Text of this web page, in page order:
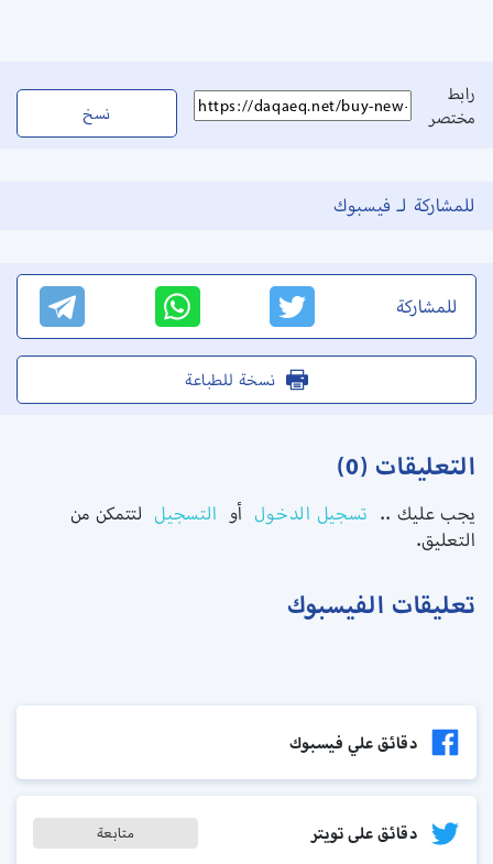
رابط
مختصر
نسخ
للمشاركة لـ فيسبوك
للمشاركة
نسخة للطباعة
التعليقات (0)
يجب عليك .. تسجيل الدخول أو التسجيل لتتمكن من
التعليق.
تعليقات الفيسبوك
دقائق علي فيسبوك
دقائق على تويتر متابعة